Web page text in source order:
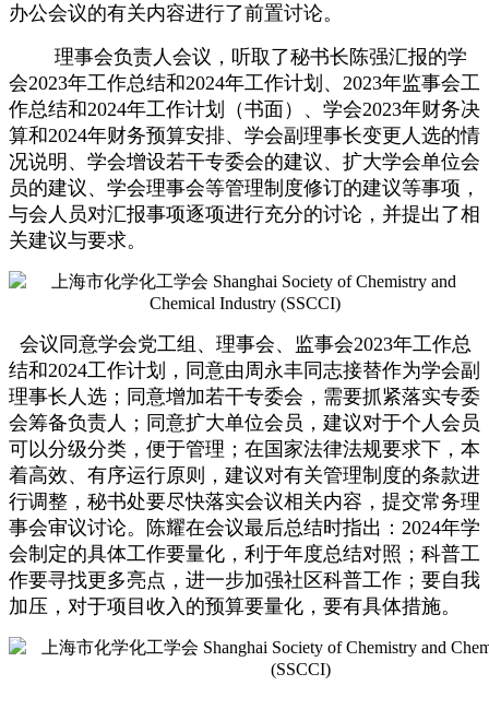
办公会议的有关内容进行了前置讨论。
理事会负责人会议，听取了秘书长陈强汇报的学
会2023年工作总结和2024年工作计划、2023年监事会工
作总结和2024年工作计划（书面）、学会2023年财务决
算和2024年财务预算安排、学会副理事长变更人选的情
况说明、学会增设若干专委会的建议、扩大学会单位会
员的建议、学会理事会等管理制度修订的建议等事项，
与会人员对汇报事项逐项进行充分的讨论，并提出了相
关建议与要求。
会议同意学会党工组、理事会、监事会2023年工作总
结和2024工作计划，同意由周永丰同志接替作为学会副
理事长人选；同意增加若干专委会，需要抓紧落实专委
会筹备负责人；同意扩大单位会员，建议对于个人会员
可以分级分类，便于管理；在国家法律法规要求下，本
着高效、有序运行原则，建议对有关管理制度的条款进
行调整，秘书处要尽快落实会议相关内容，提交常务理
事会审议讨论。陈耀在会议最后总结时指出：2024年学
会制定的具体工作要量化，利于年度总结对照；科普工
作要寻找更多亮点，进一步加强社区科普工作；要自我
加压，对于项目收入的预算要量化，要有具体措施。